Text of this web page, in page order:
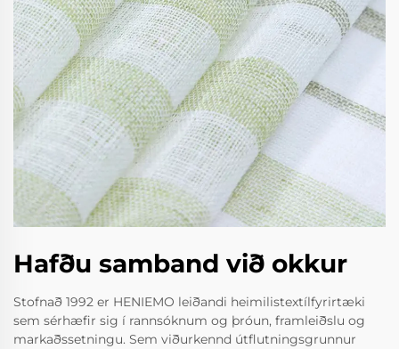
Hafðu samband við okkur
Stofnað 1992 er HENIEMO leiðandi heimilistextílfyrirtæki
sem sérhæfir sig í rannsóknum og þróun, framleiðslu og
markaðssetningu. Sem viðurkennd útflutningsgrunnur